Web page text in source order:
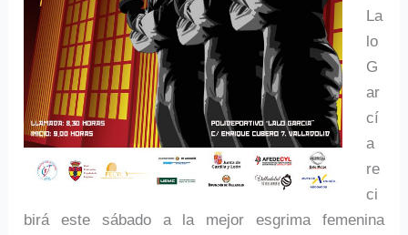
La
lo
G
ar
cí
a
re
ci
birá este sábado a la mejor esgrima femenina